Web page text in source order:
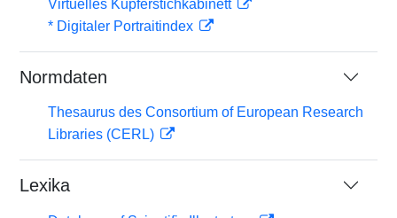
Virtuelles Kupferstichkabinett
* Digitaler Portraitindex
Normdaten
Thesaurus des Consortium of European Research
Libraries (CERL)
Lexika